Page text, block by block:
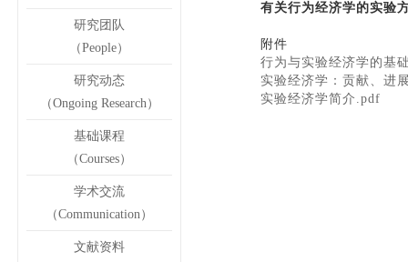
研究团队
（People）
研究动态
（Ongoing Research）
基础课程
（Courses）
学术交流
（Communication）
文献资料
有关行为经济学的实验
附件
行为与实验经济学的基
实验经济学：贡献、进
实验经济学简介 .pdf